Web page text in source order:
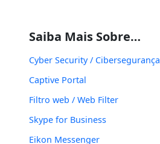
Saiba Mais Sobre…
Cyber Security / Cibersegurança
Captive Portal
Filtro web / Web Filter
Skype for Business
Eikon Messenger